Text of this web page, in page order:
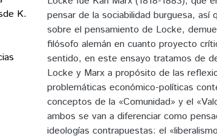
K.
pensar de la sociabilidad burguesa, así
sobre el pensamiento de Locke,
filósofo alemán en cuanto proyecto
sentido, en este ensayo tratamos de
Locke y Marx a propósito de las
problemáticas económico-políticas
conceptos de la «Comunidad» y el
ambos se van a diferenciar como
ideologías contrapuestas: el